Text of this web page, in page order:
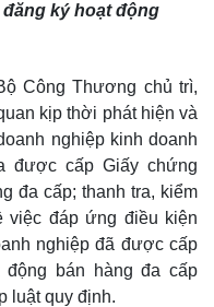
ký hoạt động
Công Thương chủ trì,
kịp thời phát hiện và
nghiệp kinh doanh
được cấp Giấy chứng
đa cấp; thanh tra, kiểm
việc đáp ứng điều kiện
nghiệp đã được cấp
bán hàng đa cấp
luật quy định.